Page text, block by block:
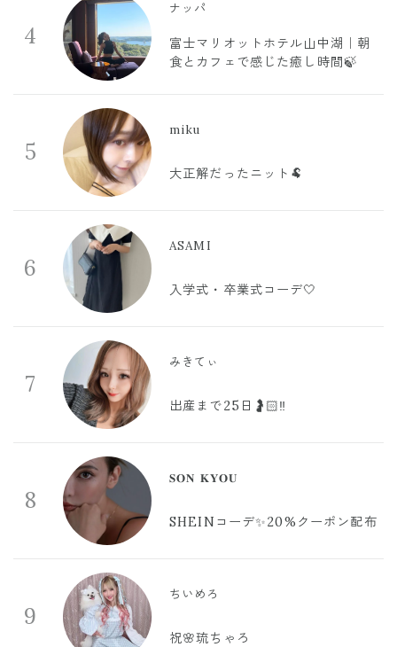
4
ナッパ
富士マリオットホテル山中湖｜朝
食とカフェで感じた癒し時間🍃
5
miku
大正解だったニット🐏
6
ASAMI
入学式・卒業式コーデ🤍
7
みきてぃ
出産まで25日🤰🏻‼️
8
𝐒𝐎𝐍 𝐊𝐘𝐎𝐔
SHEINコーデ✨20%クーポン配布
9
ちいめろ
祝🌸琉ちゃろ